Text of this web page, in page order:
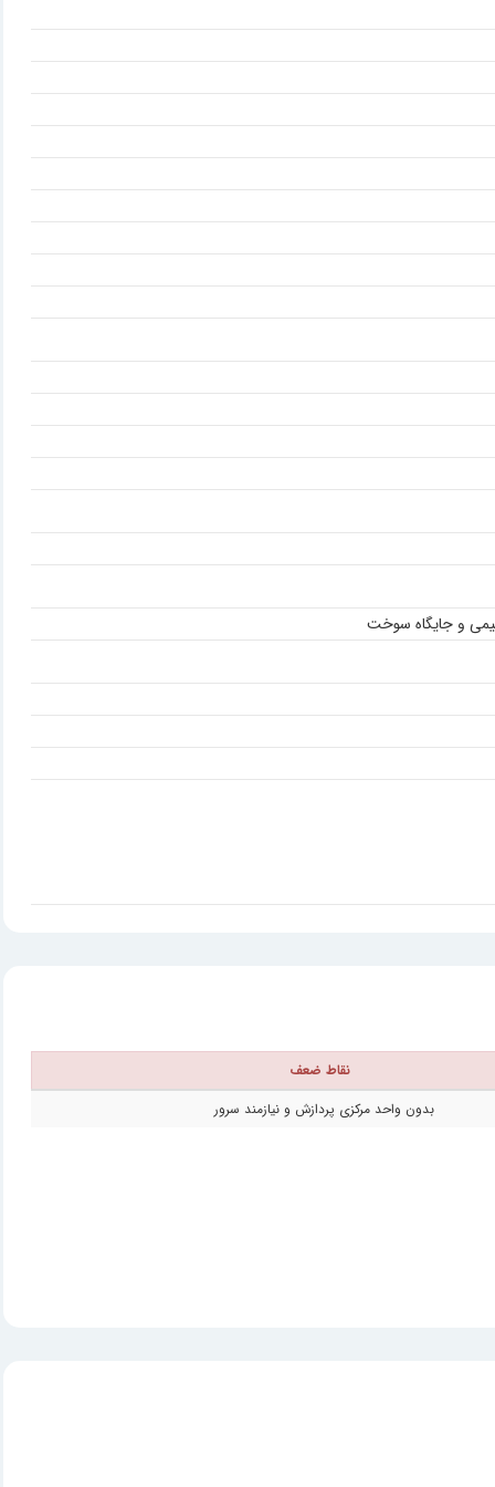
و جایگاه سوخت
نقاط ضعف
بدون واحد مرکزی پردازش و نیازمند سرور